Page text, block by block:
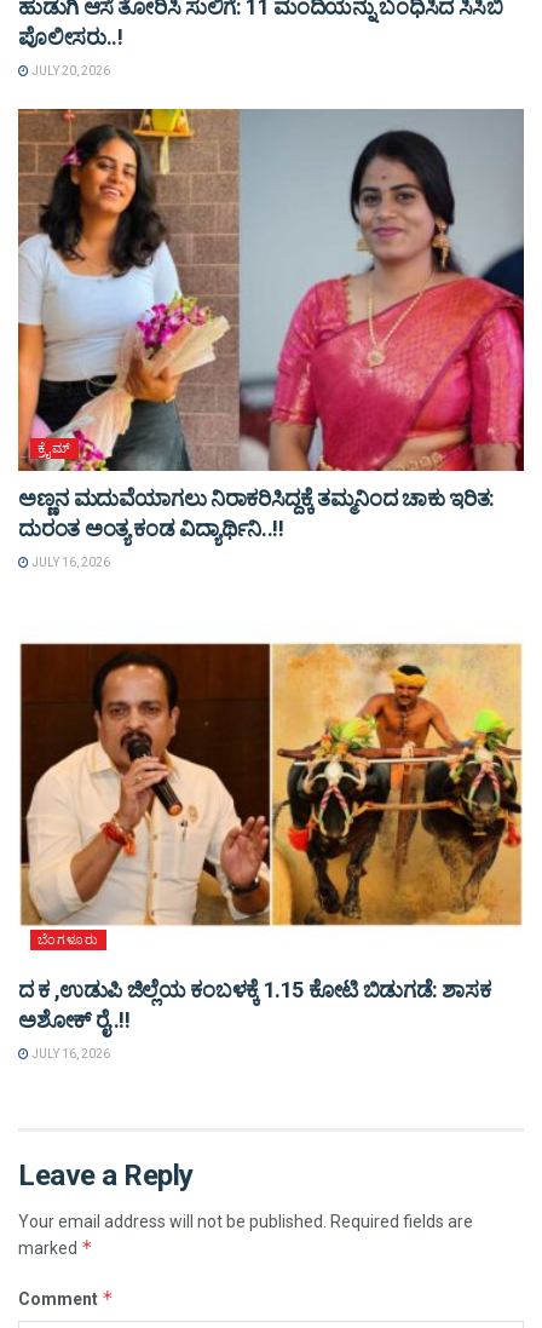
ಹುಡುಗಿ ಆಸೆ ತೋರಿಸಿ ಸುಲಿಗೆ: 11 ಮಂದಿಯನ್ನು ಬಂಧಿಸಿದ ಸಿಸಿಬಿ
ಪೊಲೀಸರು..!
JULY 20, 2026
ಕ್ರೈಮ್
ಅಣ್ಣನ ಮದುವೆಯಾಗಲು ನಿರಾಕರಿಸಿದ್ದಕ್ಕೆ ತಮ್ಮನಿಂದ ಚಾಕು ಇರಿತ:
ದುರಂತ ಅಂತ್ಯ ಕಂಡ ವಿದ್ಯಾರ್ಥಿನಿ..!!
JULY 16, 2026
ಬೆಂಗಳೂರು
ದ ಕ ,ಉಡುಪಿ ಜಿಲ್ಲೆಯ ಕಂಬಳಕ್ಕೆ 1.15 ಕೋಟಿ ಬಿಡುಗಡೆ: ಶಾಸಕ
ಅಶೋಕ್ ರೈ..!!
JULY 16, 2026
Leave a Reply
Your email address will not be published.
Required fields are
marked *
Comment *